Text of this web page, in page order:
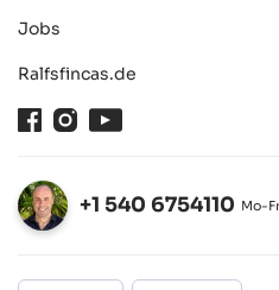
Jobs
Ralfsfincas.de
FacebookInstagram
Öffnen
+1 540 6754110 Mo-